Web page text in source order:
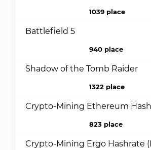
1039 place
Battlefield 5
940 place
Shadow of the Tomb Raider
1322 place
Crypto-Mining Ethereum
823 place
Crypto-Mining Ergo Hashrate